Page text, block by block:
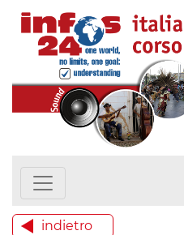
indietro